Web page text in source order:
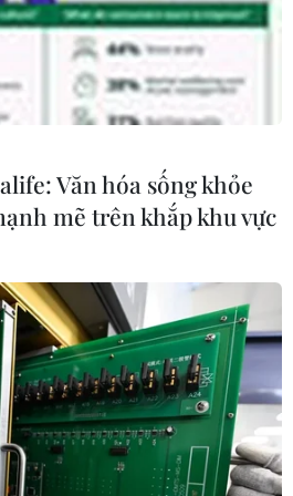
tại siêu thị WinMart+, quận Phú
cho biết theo số liệu của
tính chung 9 tháng năm
hàng hóa và doanh thu
giá hiện hành ước đạt
tăng 8,8% so với cùng kỳ
cùng kỳ năm 2023 tăng
Văn hóa sống khỏe
mẽ trên khắp khu vực